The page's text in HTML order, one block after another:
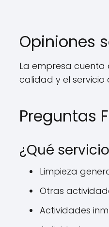
Opiniones
La empresa cuenta
calidad y el servicio
Preguntas
¿Qué
Limpieza
Otras
Actividades